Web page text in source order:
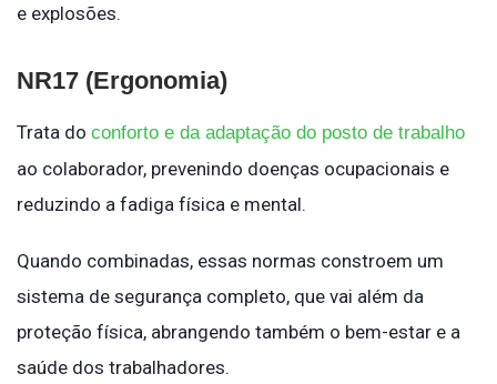
e explosões.
NR17 (Ergonomia)
Trata do conforto e da adaptação do posto de trabalho
ao colaborador, prevenindo doenças ocupacionais e
reduzindo a fadiga física e mental.
Quando combinadas, essas normas constroem um
sistema de segurança completo, que vai além da
proteção física, abrangendo também o bem-estar e a
saúde dos trabalhadores.